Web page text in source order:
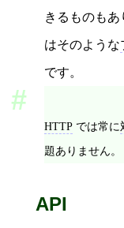
きるものもあ
はそのような
です。
HTTP では常に
題ありません。
API